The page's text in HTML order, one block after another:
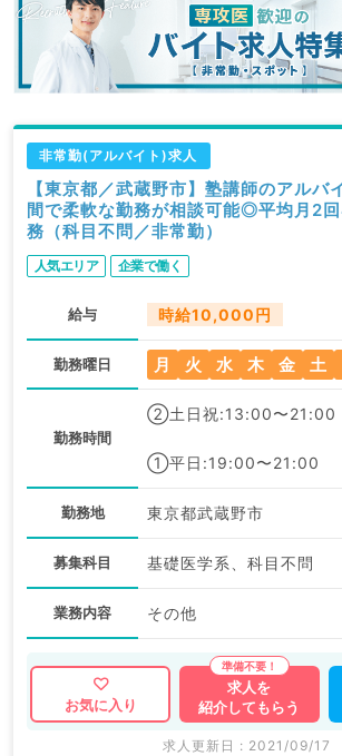
非常勤(アルバイト)求人
【東京都／武蔵野市】塾講師のアルバ
間で柔軟な勤務が相談可能◎平均月2
務（科目不問／非常勤）
人気エリア 企業で働く
給与 時給10,000円
勤務曜日 月 火 水 木 金 土
勤務時間
②土日祝:13:00〜21:00
①平日:19:00〜21:00
勤務地 東京都武蔵野市
募集科目 基礎医学系、科目不問
業務内容 その他
お気に入り
求人を
紹介してもらう
求人更新日 : 2021/09/17